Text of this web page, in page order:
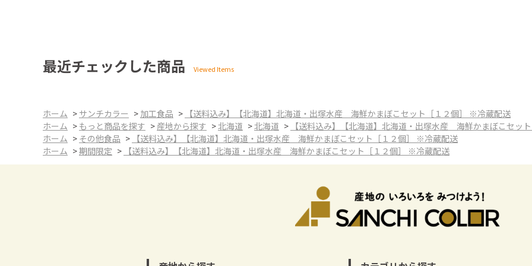
最近チェックした商品
ホーム > サンチカラー > 加工食品 > 【送料込み】【北海道】北海道・出塚水産 海鮮かまぼこセット［１２個］ ※冷蔵配送
ホーム > もっと商品を探す > 産地から探す >北海道 >北海道 > 【送料込み】【北海道】北海道・出塚水産 海鮮かまぼこセッ
ホーム > その他食品 > 【送料込み】【北海道】北海道・出塚水産 海鮮かまぼこセット［１２個］ ※冷蔵配送
ホーム >期間限定 > 【送料込み】【北海道】北海道・出塚水産 海鮮かまぼこセット［１２個］ ※冷蔵配送